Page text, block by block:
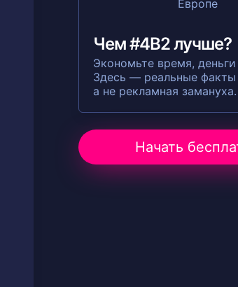
Чем #4B2 лучше?
Экономьте время,
Здесь — реальные факты
а не рекламная замануха.
Начать